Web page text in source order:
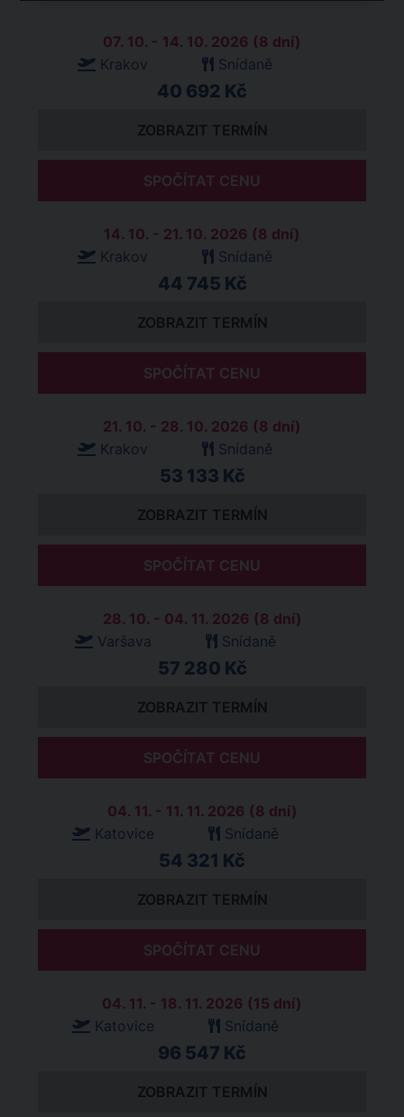
07. 10. - 14. 10. 2026 (8 dní)
Krakov
Snídaně
40 692 Kč
ZOBRAZIT TERMÍN
SPOČÍTAT CENU
14. 10. - 21. 10. 2026 (8 dní)
Krakov
Snídaně
44 745 Kč
ZOBRAZIT TERMÍN
SPOČÍTAT CENU
21. 10. - 28. 10. 2026 (8 dní)
Krakov
Snídaně
53 133 Kč
ZOBRAZIT TERMÍN
SPOČÍTAT CENU
28. 10. - 04. 11. 2026 (8 dní)
Varšava
Snídaně
57 280 Kč
ZOBRAZIT TERMÍN
SPOČÍTAT CENU
04. 11. - 11. 11. 2026 (8 dní)
Katovice
Snídaně
54 321 Kč
ZOBRAZIT TERMÍN
SPOČÍTAT CENU
04. 11. - 18. 11. 2026 (15 dní)
Katovice
Snídaně
96 547 Kč
ZOBRAZIT TERMÍN